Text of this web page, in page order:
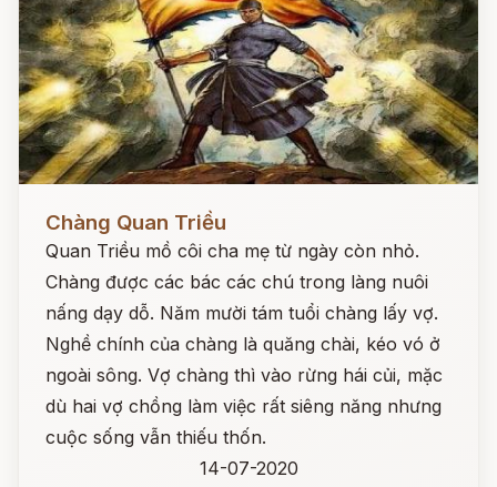
Chàng Quan Triều
Quan Triều mồ côi cha mẹ từ ngày còn nhỏ.
Chàng được các bác các chú trong làng nuôi
nấng dạy dỗ. Năm mười tám tuổi chàng lấy vợ.
Nghề chính của chàng là quăng chài, kéo vó ở
ngoài sông. Vợ chàng thì vào rừng hái củi, mặc
dù hai vợ chồng làm việc rất siêng năng nhưng
cuộc sống vẫn thiếu thốn.
14-07-2020